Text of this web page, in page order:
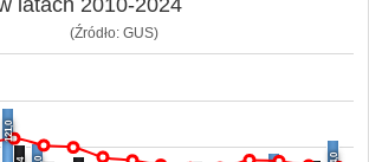
(Źródło: GUS)
121,0
latach 2010-2024